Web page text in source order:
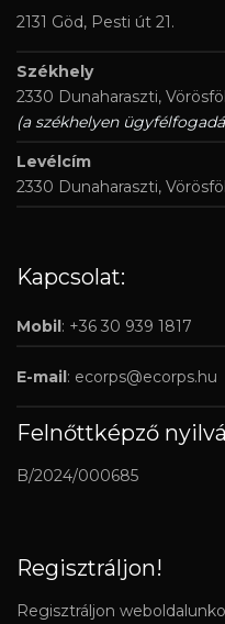
2131 Göd, Pesti út 21.
Székhely
2330 Dunaharaszti,
(a székhelyen
Levélcím
2330 Dunaharaszti,
Kapcsolat:
Mobil : +36 30 939 1817
E-mail : ecorps@ecorps.hu
Felnőttképző
B/2024/000685
Regisztráljon!
Regisztráljon